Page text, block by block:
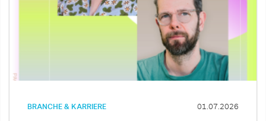
BRANCHE & KARRIERE 01.07.2026